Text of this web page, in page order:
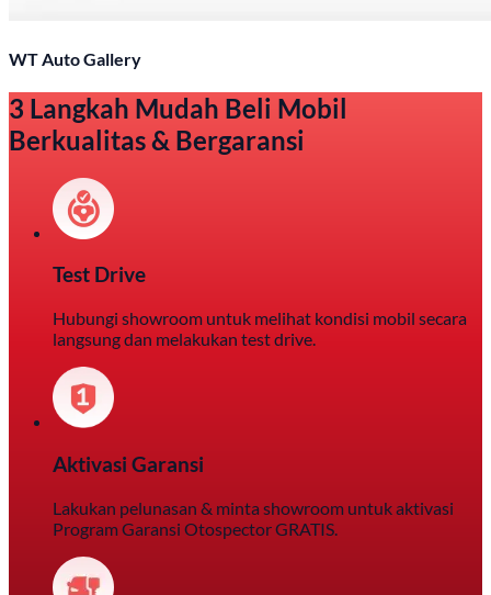
WT Auto Gallery
3 Langkah Mudah Beli Mobil
Berkualitas & Bergaransi
Test Drive
Hubungi showroom untuk melihat kondisi mobil secara
langsung dan melakukan test drive.
Aktivasi Garansi
Lakukan pelunasan & minta showroom untuk aktivasi
Program Garansi Otospector GRATIS.